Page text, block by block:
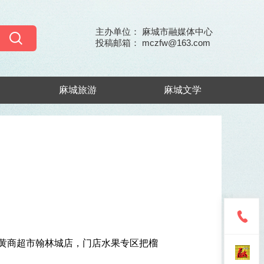
主办单位： 麻城市融媒体中心
投稿邮箱： mczfw@163.com
麻城旅游 麻城文学
商超市翰林城店，门店水果专区把榴